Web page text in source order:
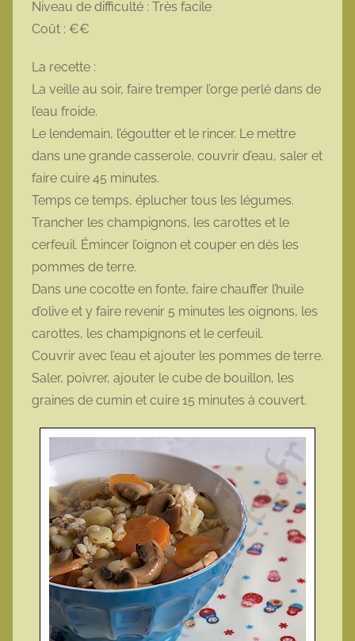
Niveau de difficulté : Très facile
Coût : €€
La recette :
La veille au soir, faire tremper l’orge perlé dans de
l’eau froide.
Le lendemain, l’égoutter et le rincer. Le mettre
dans une grande casserole, couvrir d’eau, saler et
faire cuire 45 minutes.
Temps ce temps, éplucher tous les légumes.
Trancher les champignons, les carottes et le
cerfeuil. Émincer l’oignon et couper en dès les
pommes de terre.
Dans une cocotte en fonte, faire chauffer l’huile
d’olive et y faire revenir 5 minutes les oignons, les
carottes, les champignons et le cerfeuil.
Couvrir avec l’eau et ajouter les pommes de terre.
Saler, poivrer, ajouter le cube de bouillon, les
graines de cumin et cuire 15 minutes à couvert.